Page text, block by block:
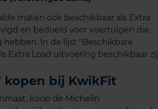
maten ook beschikbaar als Extra
en bedoeld voor voertuigen die
In de lijst "Beschikbare
Extra Load uitvoering beschikbaar
kopen bij KwikFit
koop de Michelin